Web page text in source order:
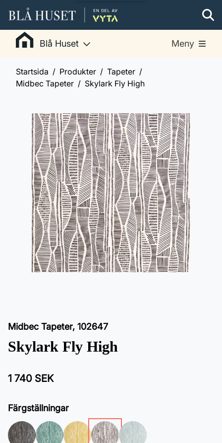
Blå Huset Meny
Startsida Produkter
Tapeter
Midbec Tapeter
Skylark Fly High
Midbec Tapeter, 102647
Skylark Fly High
1 740 SEK
Färgställningar